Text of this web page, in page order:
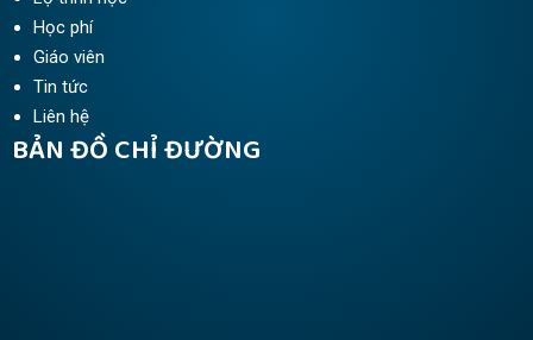
Học phí
Giáo viên
Tin tức
Liên hệ
BẢN ĐỒ CHỈ ĐƯỜNG